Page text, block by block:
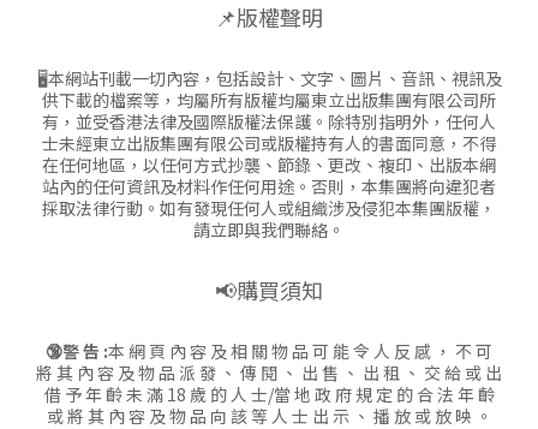
📌版權聲明
🖥本網站刊載一切內容，包括設計、文字、圖片、音訊、視訊及
供下載的檔案等，均屬所有版權均屬東立出版集團有限公司所
有，並受香港法律及國際版權法保護。除特別指明外，任何人
士未經東立出版集團有限公司或版權持有人的書面同意，不得
在任何地區，以任何方式抄襲、節錄、更改、複印、出版本網
站內的任何資訊及材料作任何用途。否則，本集團將向違犯者
採取法律行動。如有發現任何人或組織涉及侵犯本集團版權，
請立即與我們聯絡。
📢購買須知
🔞警 告 :本 網 頁 內 容 及 相 關 物 品 可 能 令 人 反 感 ， 不 可
將 其 內 容 及 物 品 派 發 、 傳 閱 、 出 售 、 出 租 、 交 給 或 出
借 予 年 齡 未 滿 18 歲 的 人 士/當 地 政 府 規 定 的 合 法 年 齡
或 將 其 內 容 及 物 品 向 該 等 人 士 出 示 、 播 放 或 放 映 。